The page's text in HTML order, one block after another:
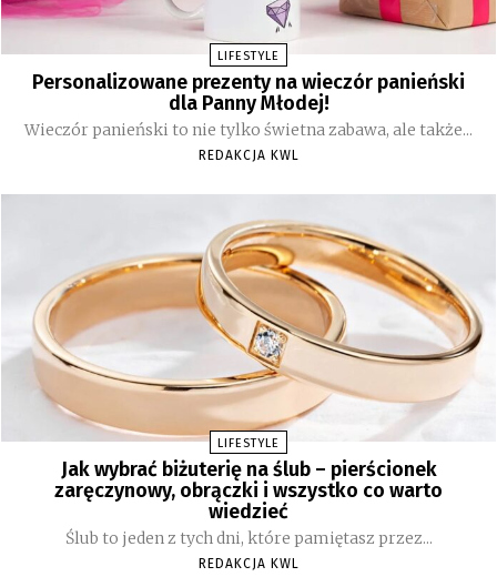
LIFESTYLE
Personalizowane prezenty na wieczór panieński
dla Panny Młodej!
Wieczór panieński to nie tylko świetna zabawa, ale także...
REDAKCJA KWL
LIFESTYLE
Jak wybrać biżuterię na ślub – pierścionek
zaręczynowy, obrączki i wszystko co warto
wiedzieć
Ślub to jeden z tych dni, które pamiętasz przez...
REDAKCJA KWL